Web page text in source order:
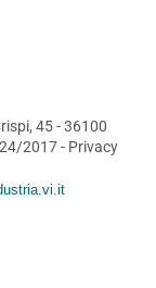
45 - 36100
2017- Privacy